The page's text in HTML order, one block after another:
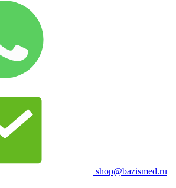
shop@bazismed.ru